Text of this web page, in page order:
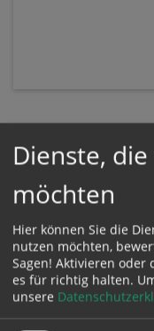
Dienste,
möchten
Hier können Sie die
nutzen möchten,
Sagen! Aktivieren oder
es für richtig halten.
unsere